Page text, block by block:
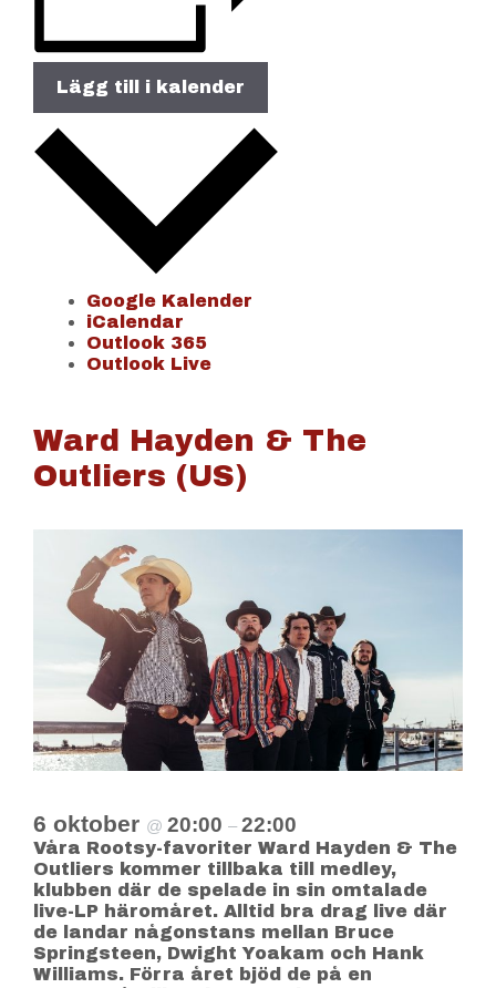
Lägg till i kalender
Google Kalender
iCalendar
Outlook 365
Outlook Live
Ward Hayden & The
Outliers (US)
6 oktober @ 20:00 – 22:00
Våra Rootsy-favoriter Ward Hayden & The
Outliers kommer tillbaka till medley,
klubben där de spelade in sin omtalade
live-LP häromåret. Alltid bra drag live där
de landar någonstans mellan Bruce
Springsteen, Dwight Yoakam och Hank
Williams. Förra året bjöd de på en